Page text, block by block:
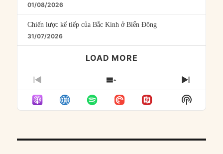
01/08/2026
Chiến lược kế tiếp của Bắc Kinh ở Biển Đông
31/07/2026
LOAD MORE
PREVIOUS
EPISODE
SHOW
EPISODES
LIST
NEXT
Show
Podcast